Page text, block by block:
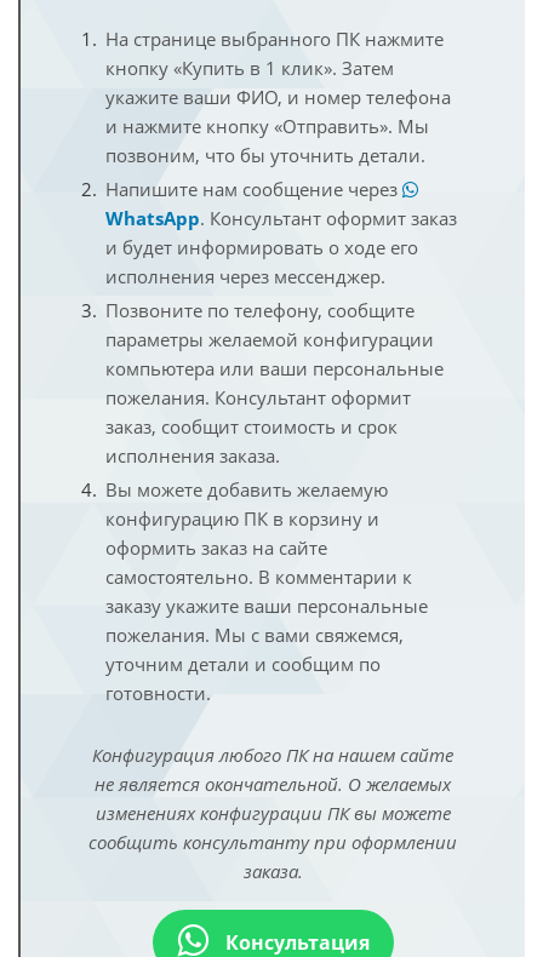
На странице выбранного ПК нажмите
кнопку «Купить в 1 клик». Затем
укажите ваши ФИО, и номер телефона
и нажмите кнопку «Отправить». Мы
позвоним, что бы уточнить детали.
Напишите нам сообщение через
WhatsApp. Консультант оформит заказ
и будет информировать о ходе его
исполнения через мессенджер.
Позвоните по телефону, сообщите
параметры желаемой конфигурации
компьютера или ваши персональные
пожелания. Консультант оформит
заказ, сообщит стоимость и срок
исполнения заказа.
Вы можете добавить желаемую
конфигурацию ПК в корзину и
оформить заказ на сайте
самостоятельно. В комментарии к
заказу укажите ваши персональные
пожелания. Мы с вами свяжемся,
уточним детали и сообщим по
готовности.
Конфигурация любого ПК на нашем сайте
не является окончательной. О желаемых
изменениях конфигурации ПК вы можете
сообщить консультанту при оформлении
заказа.
Консультация